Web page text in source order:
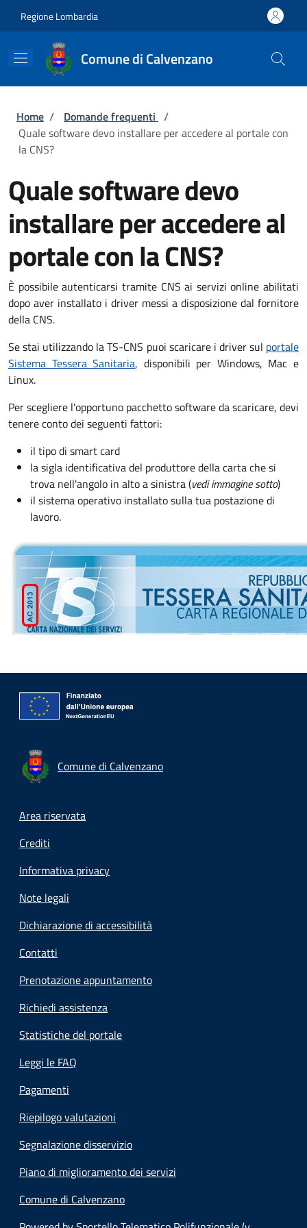
Regione Lombardia
Comune di Calvenzano
Briciole di pane
Home / Domande frequenti /
Quale software devo installare per accedere al portale con
la CNS?
Quale software devo
installare per accedere al
portale con la CNS?
È possibile autenticarsi tramite CNS ai servizi online abilitati
dopo aver installato i driver messi a disposizione dal fornitore
della CNS.
Se stai utilizzando la TS-CNS puoi scaricare i driver sul portale
Sistema Tessera Sanitaria, disponibili per Windows, Mac e
Linux.
Per scegliere l'opportuno pacchetto software da scaricare, devi
tenere conto dei seguenti fattori:
il tipo di smart card
la sigla identificativa del produttore della carta che si
trova nell'angolo in alto a sinistra (vedi immagine sotto)
il sistema operativo installato sulla tua postazione di
lavoro.
Comune di Calvenzano
Footer menu
Area riservata
Crediti
Informativa privacy
Note legali
Dichiarazione di accessibilità
Contatti
Prenotazione appuntamento
Richiedi assistenza
Statistiche del portale
Leggi le FAQ
Pagamenti
Riepilogo valutazioni
Segnalazione disservizio
Piano di miglioramento dei servizi
Comune di Calvenzano